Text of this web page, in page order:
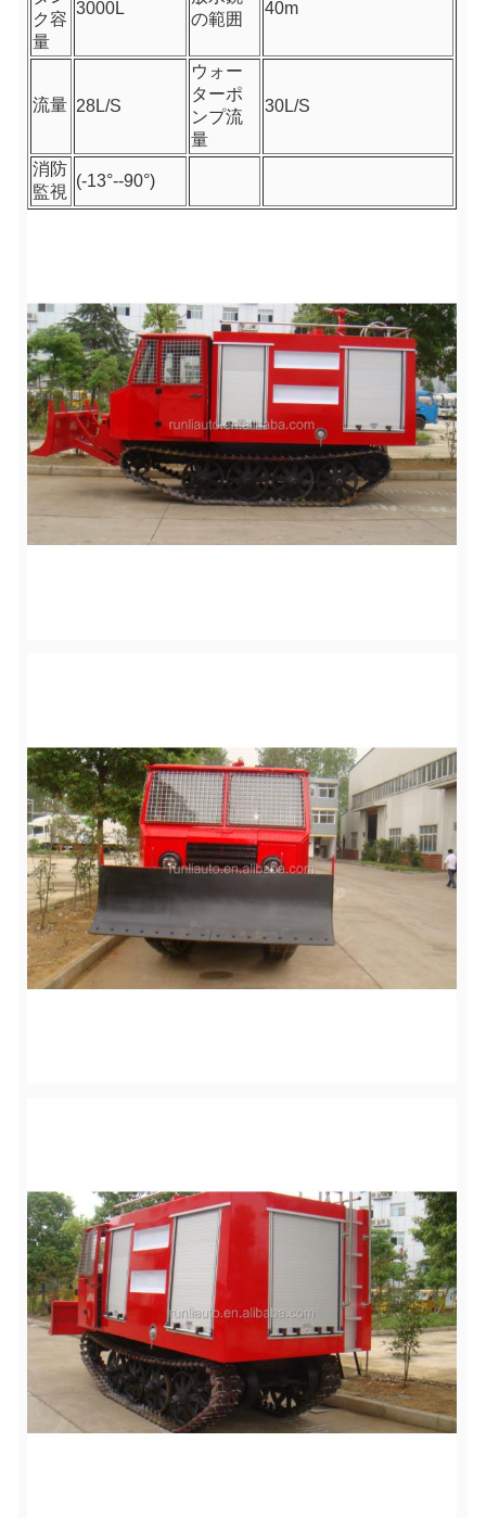
ク容
量
3000L
の範囲
40m
流量 28L/S
ウォー
ターポ
ンプ流
量
30L/S
消防
監視
(-13°--90°)